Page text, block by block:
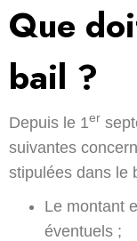
Que
bail ?
Depuis le 1er
suivantes
stipulées dans le
Le montant
éventuels ;